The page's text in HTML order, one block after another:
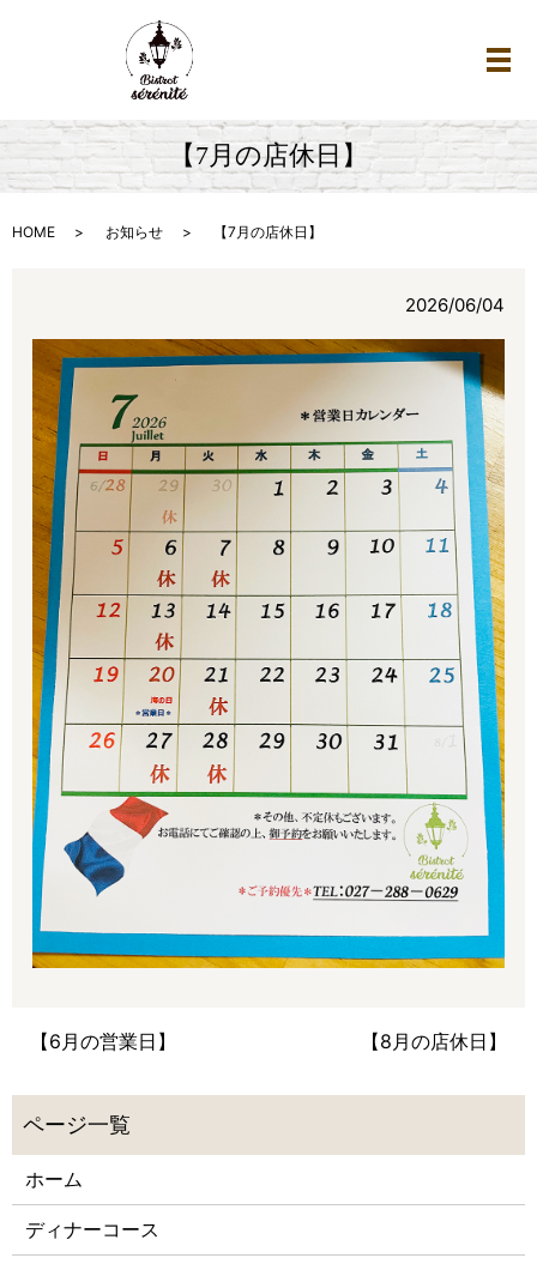
メ
【7月の店休日】
HOME お知らせ 【7月の店休日】
2026/06/04
【6月の営業日】 【8月の店休日】
ホーム
ディナーコース